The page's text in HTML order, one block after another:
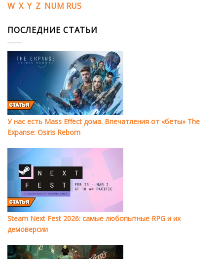
W X Y Z NUM RUS
ПОСЛЕДНИЕ СТАТЬИ
У нас есть Mass Effect дома. Впечатления от «беты» The
Expanse: Osiris Reborn
Steam Next Fest 2026: самые любопытные RPG и их
демоверсии